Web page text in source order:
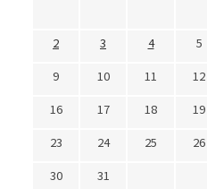
2
3 4 5
9
10 11 12
16
17 18 19
23
24 25 26
30
31